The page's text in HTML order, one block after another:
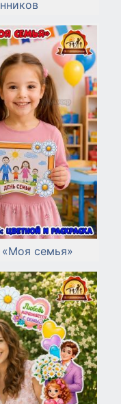
семья»